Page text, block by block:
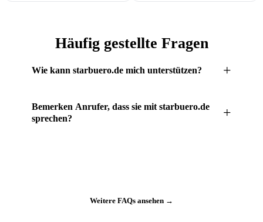
Häufig gestellte Fragen
Wie kann starbuero.de mich unterstützen? +
Aufgaben, wie z. B.:
für Ihre Anrufer
Bemerken Anrufer, dass sie mit starbuero.de
sprechen?
+
Weitere FAQs ansehen →